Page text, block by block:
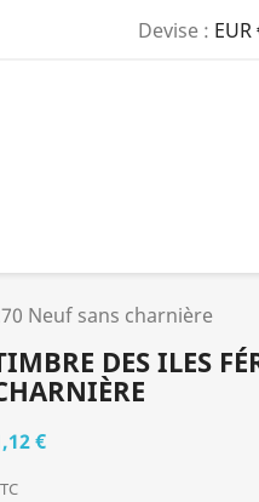
Devise : EUR
Neuf sans charnière
DES ILES
€